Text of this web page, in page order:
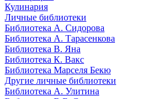
Кулинария
Личные библиотеки
Библиотека А. Сидорова
Библиотека А. Тарасенкова
Библиотека В. Яна
Библиотека К. Вакс
Библиотека Марселя Бекю
Другие личные библиотеки
Библиотека А. Улитина